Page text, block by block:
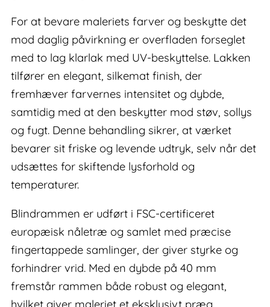
For at bevare maleriets farver og beskytte det
mod daglig påvirkning er overfladen forseglet
med to lag klarlak med UV-beskyttelse. Lakken
tilfører en elegant, silkemat finish, der
fremhæver farvernes intensitet og dybde,
samtidig med at den beskytter mod støv, sollys
og fugt. Denne behandling sikrer, at værket
bevarer sit friske og levende udtryk, selv når det
udsættes for skiftende lysforhold og
temperaturer.
Blindrammen er udført i FSC-certificeret
europæisk nåletræ og samlet med præcise
fingertappede samlinger, der giver styrke og
forhindrer vrid. Med en dybde på 40 mm
fremstår rammen både robust og elegant,